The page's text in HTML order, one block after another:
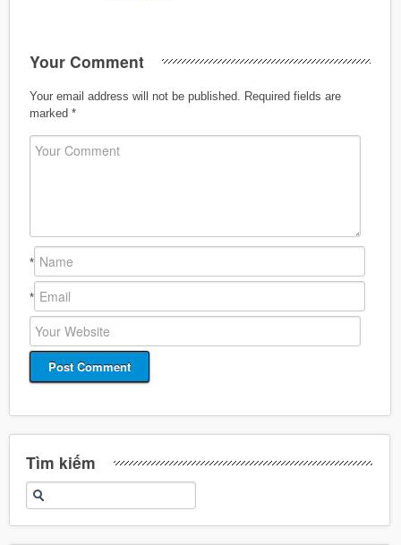
Your Comment
Your email address will not be published.
Required fields are
marked *
*
*
Tìm kiếm